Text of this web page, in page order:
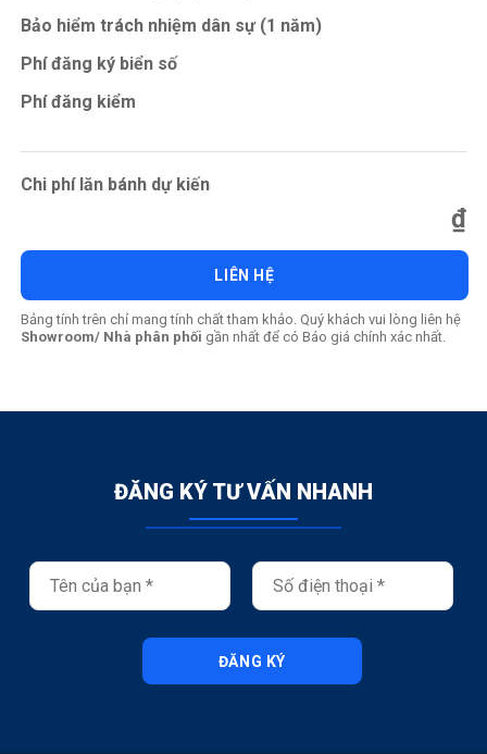
Bảo hiểm trách nhiệm dân sự (1 năm)
Phí đăng ký biển số
Phí đăng kiểm
Chi phí lăn bánh dự kiến
₫
LIÊN HỆ
Bảng tính trên chỉ mang tính chất tham khảo. Quý khách vui lòng liên hệ
Showroom/ Nhà phân phối gần nhất để có Báo giá chính xác nhất.
ĐĂNG KÝ TƯ VẤN NHANH
ĐĂNG KÝ